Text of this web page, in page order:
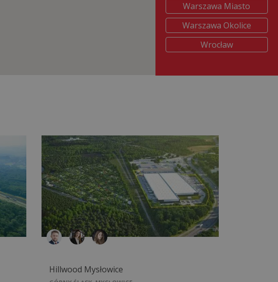
Warszawa Miasto
Warszawa Okolice
Wrocław
Hillwood Mysłowice